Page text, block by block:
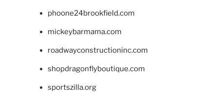
phoone24brookfield.com
mickeybarmama.com
roadwayconstructioninc.com
shopdragonflyboutique.com
sportszilla.org